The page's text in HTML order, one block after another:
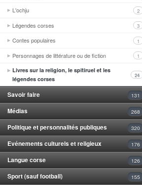
L'ochju 2
Légendes corses 3
Contes populaires 1
Personnages de littérature ou de fiction 1
Livres sur la religion, le spitiruel et les
légendes corses
24
Savoir faire 131
Médias 268
Politique et personnalités publiques 320
Evénements culturels et religieux 176
Langue corse 126
Sport (sauf football) 155